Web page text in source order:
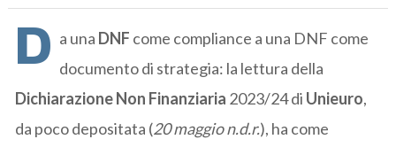
D a una DNF come compliance a una DNF come
documento di strategia: la lettura della
Dichiarazione Non Finanziaria 2023/24 di Unieuro,
da poco depositata (20 maggio n.d.r.), ha come